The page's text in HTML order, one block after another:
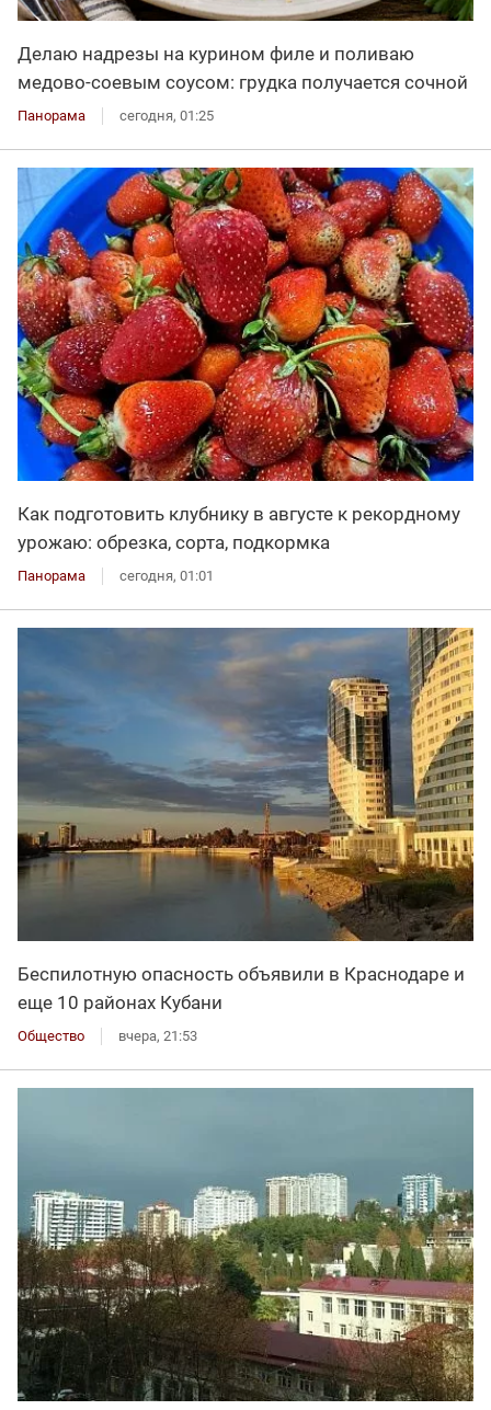
Делаю надрезы на курином филе и поливаю
медово-соевым соусом: грудка получается сочной
Панорама сегодня, 01:25
Как подготовить клубнику в августе к рекордному
урожаю: обрезка, сорта, подкормка
Панорама сегодня, 01:01
Беспилотную опасность объявили в Краснодаре и
еще 10 районах Кубани
Общество вчера, 21:53